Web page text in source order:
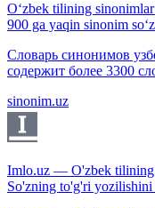
O‘zbek tilining
900 ga yaqin sinonim
Словарь синонимов
содержит более 3300
sinonim.uz
Imlo.uz — O'zbek tilining
So'zning to'g'ri yozilishini